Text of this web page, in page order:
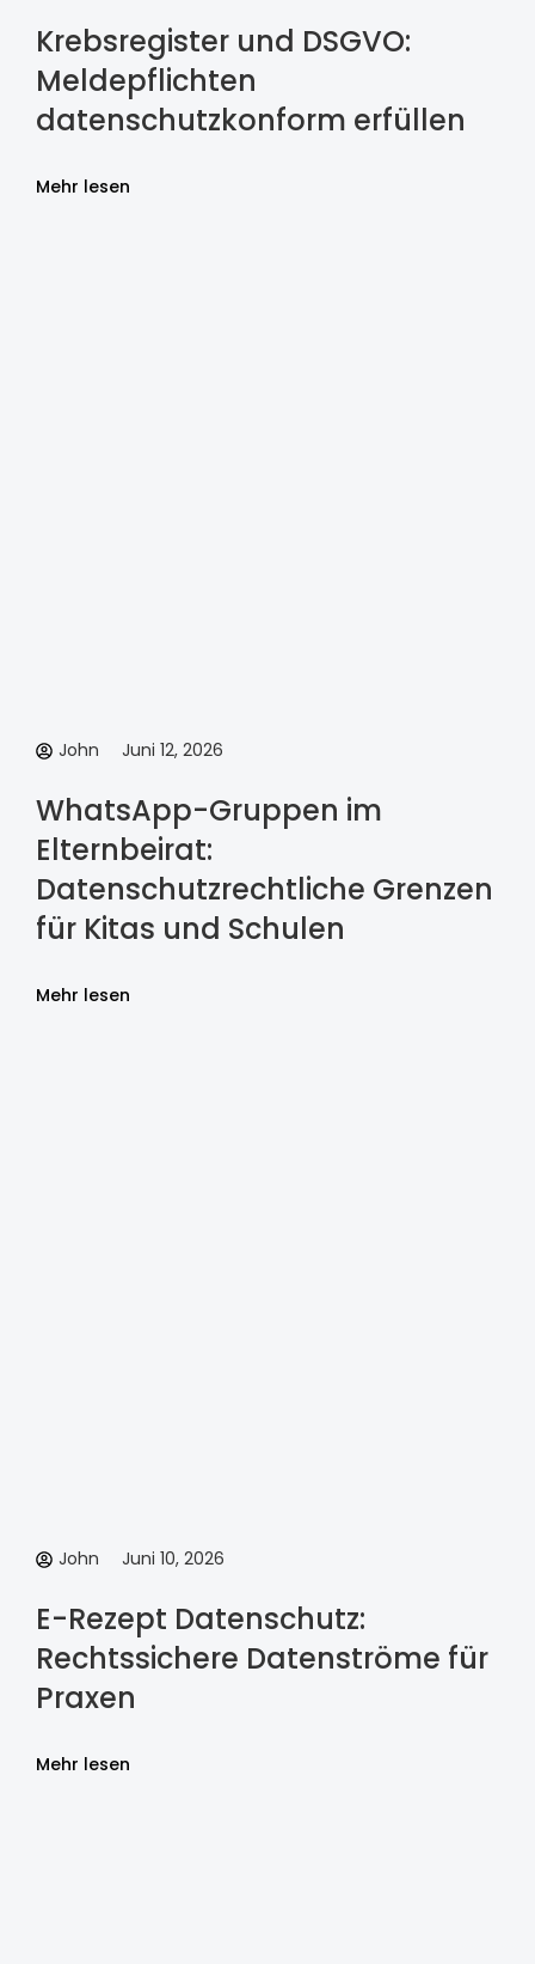
Krebsregister und DSGVO:
Meldepflichten
datenschutzkonform erfüllen
Mehr lesen
John Juni 12, 2026
WhatsApp-Gruppen im
Elternbeirat:
Datenschutzrechtliche Grenzen
für Kitas und Schulen
Mehr lesen
John Juni 10, 2026
E-Rezept Datenschutz:
Rechtssichere Datenströme für
Praxen
Mehr lesen